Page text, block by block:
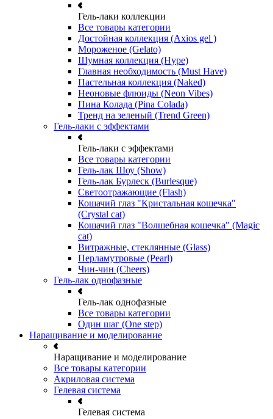
Гель-лаки коллекции
Все товары категории
Достойная коллекция (Axios gel )
Мороженое (Gelato)
Шумная коллекция (Hype)
Главная необходимость (Must Have)
Пастельная коллекция (Naked)
Неоновые флюиды (Neon Vibes)
Пина Колада (Pina Colada)
Тренд на зеленый (Trend Green)
Гель-лаки с эффектами
Гель-лаки с эффектами
Все товары категории
Гель-лак Шоу (Show)
Гель-лак Бурлеск (Burlesque)
Светоотражающие (Flash)
Кошачий глаз "Кристальная кошечка"
(Crystal cat)
Кошачий глаз "Волшебная кошечка" (Magic
cat)
Витражные, стеклянные (Glass)
Перламутровые (Pearl)
Чин-чин (Cheers)
Гель-лак однофазные
Гель-лак однофазные
Все товары категории
Один шаг (One step)
Наращивание и моделирование
Наращивание и моделирование
Все товары категории
Акриловая система
Гелевая система
Гелевая система